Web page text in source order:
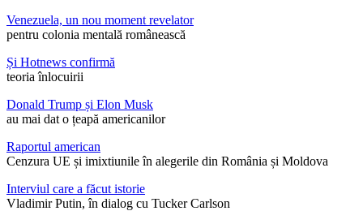
Venezuela, un nou moment revelator
pentru colonia mentală românească
Și Hotnews confirmă
teoria înlocuirii
Donald Trump și Elon Musk
au mai dat o țeapă americanilor
Raportul american
Cenzura UE și imixtiunile în alegerile din România și Moldova
Interviul care a făcut istorie
Vladimir Putin, în dialog cu Tucker Carlson